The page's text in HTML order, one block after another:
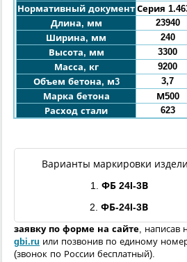
Нормативный документ Серия
Длина, мм
23940
Ширина, мм
240
Высота, мм
3300
Масса, кг
9200
Объем бетона, м3
3,7
Марка бетона
М500
Расход стали
623
Варианты маркировки
1. ФБ 24I-3В
2. ФБ-24I-3В
заявку по форме на сайте, написав
gbi.ru или позвонив по единому
(звонок по России бесплатный).